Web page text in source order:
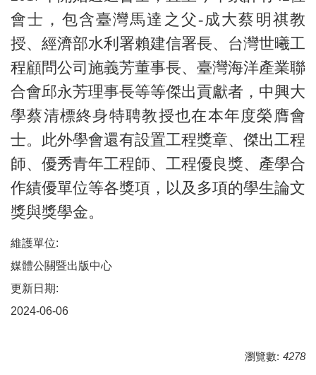
會士，包含臺灣馬達之父-成大蔡明祺教
授、經濟部水利署賴建信署長、台灣世曦工
程顧問公司施義芳董事長、臺灣海洋產業聯
合會邱永芳理事長等等傑出貢獻者，中興大
學蔡清標終身特聘教授也在本年度榮膺會
士。此外學會還有設置工程獎章、傑出工程
師、優秀青年工程師、工程優良獎、產學合
作績優單位等各獎項，以及多項的學生論文
獎與獎學金。
維護單位:
媒體公關暨出版中心
更新日期:
2024-06-06
瀏覽數: 4278